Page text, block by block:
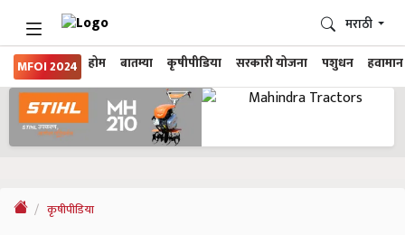
MFOI 2024 होम बातम्या कृषीपीडिया सरकारी योजना पशुधन हवामान
मराठी
कृषीपीडिया